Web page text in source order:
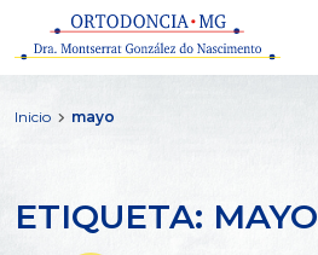
Inicio mayo
ETIQUETA: MAYO